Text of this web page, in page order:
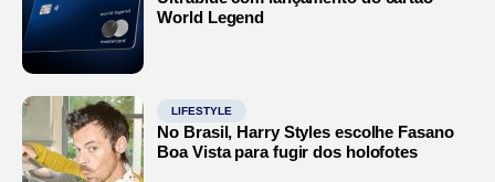
World Legend
LIFESTYLE
No Brasil, Harry Styles escolhe Fasano
Boa Vista para fugir dos holofotes